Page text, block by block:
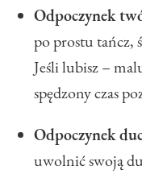
Odpoczynek
po prostu tańcz,
Jeśli lubisz –
spędzony czas
Odpoczynek
uwolnić swoją